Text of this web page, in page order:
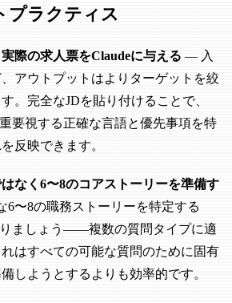
プラクティス
際の求人票をClaudeに与える — 入
アウトプットはよりターゲットを絞
。完全なJDを貼り付けることで、
要視する正確な言語と優先事項を特
反映できます。
なく6〜8のコアストーリーを準備す
〜8の職務ストーリーを特定する
りましょう——複数の質問タイプに適
はすべての可能な質問のために固有
しようとするよりも効率的です。